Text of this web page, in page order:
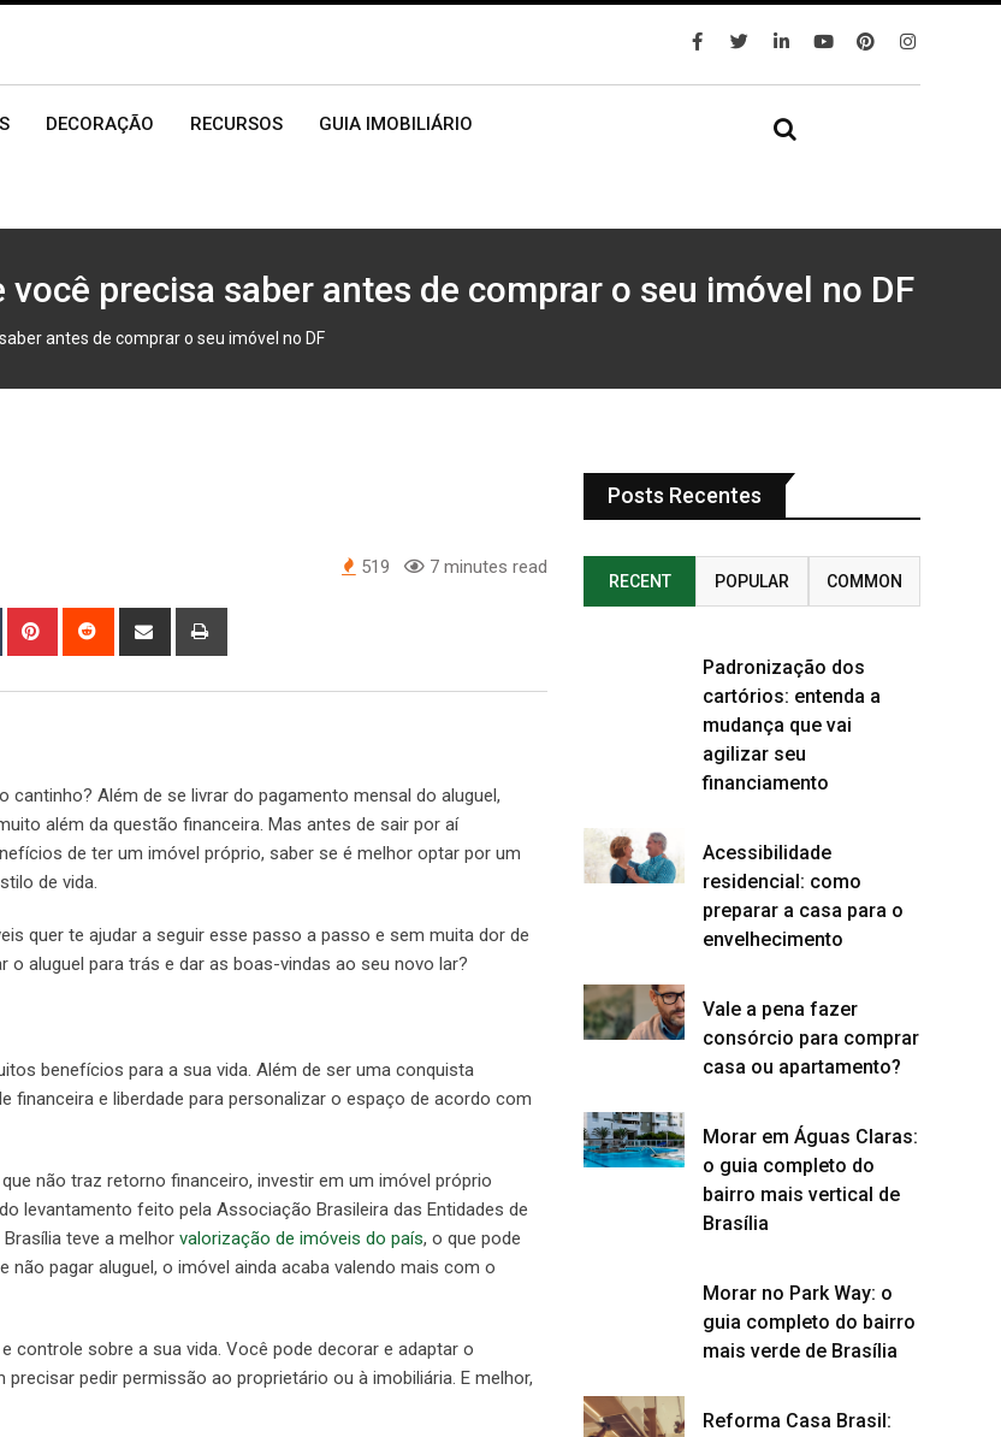
DECORAÇÃO RECURSOS GUIA IMOBILIÁRIO
precisa saber antes de comprar o seu imóvel no DF
antes de comprar o seu imóvel no DF
519 7 minutes read
Além de se livrar do pagamento mensal do aluguel,
além da questão financeira. Mas antes de sair por aí
de ter um imóvel próprio, saber se é melhor optar por um
de vida.
quer te ajudar a seguir esse passo a passo e sem muita dor de
aluguel para trás e dar as boas-vindas ao seu novo lar?
benefícios para a sua vida. Além de ser uma conquista
financeira e liberdade para personalizar o espaço de acordo com
não traz retorno financeiro, investir em um imóvel próprio
levantamento feito pela Associação Brasileira das Entidades de
teve a melhor valorização de imóveis do país, o que pode
pagar aluguel, o imóvel ainda acaba valendo mais com o
controle sobre a sua vida. Você pode decorar e adaptar o
pedir permissão ao proprietário ou à imobiliária. E melhor,
Posts Recentes
RECENT POPULAR COMMON
Padronização dos
cartórios: entenda a
mudança que vai
agilizar seu
financiamento
Acessibilidade
residencial: como
preparar a casa para o
envelhecimento
Vale a pena fazer
consórcio para comprar
casa ou apartamento?
Morar em Águas Claras:
o guia completo do
bairro mais vertical de
Brasília
Morar no Park Way: o
guia completo do bairro
mais verde de Brasília
Reforma Casa Brasil: